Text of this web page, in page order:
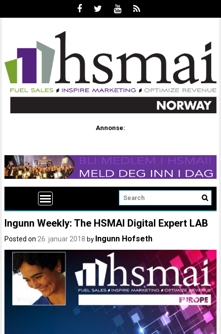
Annonse:
Ingunn Weekly: The HSMAI Digital Expert LAB
Posted on26. januar 2018 by Ingunn Hofseth